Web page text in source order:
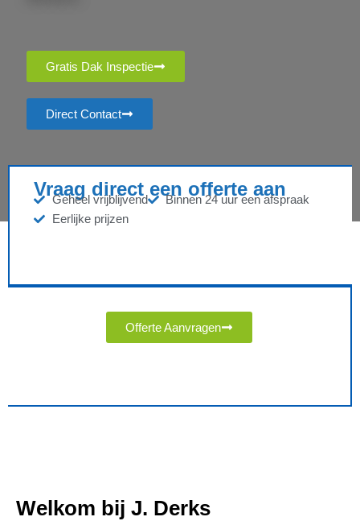
Gratis Dak Inspectie
Direct Contact
Vraag direct een offerte aan
Geheel vrijblijvend
Binnen 24 uur een afspraak
Eerlijke prijzen
Offerte Aanvragen
Welkom bij J. Derks